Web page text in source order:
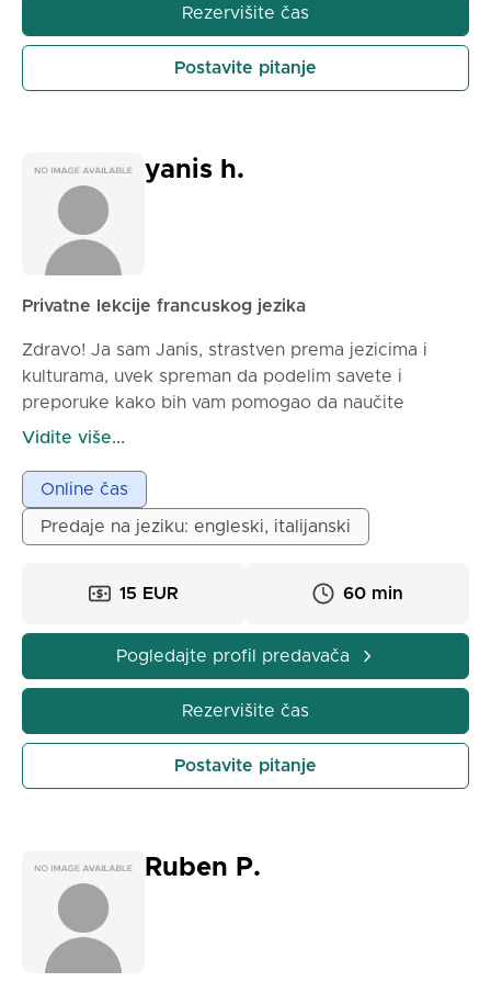
jezik u stvarnom životu i postignete svoje lične ili
profesionalne ciljeve. Prva online lekcija je besplatna
kako bismo se upoznali i definisali vaše ciljeve.
Rezervišite čas
Postavite pitanje
yanis h.
Privatne lekcije francuskog jezika
Zdravo! Ja sam Janis, strastven prema jezicima i
kulturama, uvek spreman da podelim savete i
preporuke kako bih vam pomogao da naučite
francuski na prirodan i ugodan način. Moj cilj je da
napredujete.
Vidite više...
Online čas
Predaje na jeziku: engleski, italijanski
15 EUR 60 min
Pogledajte profil predavača
Rezervišite čas
Postavite pitanje
Ruben P.